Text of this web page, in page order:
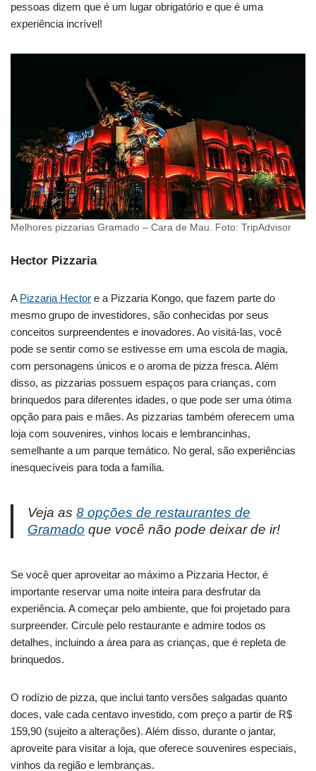
pessoas dizem que é um lugar obrigatório e que é uma
experiência incrível!
Melhores pizzarias Gramado – Cara de Mau. Foto: TripAdvisor
Hector Pizzaria
A Pizzaria Hector e a Pizzaria Kongo, que fazem parte do
mesmo grupo de investidores, são conhecidas por seus
conceitos surpreendentes e inovadores. Ao visitá-las, você
pode se sentir como se estivesse em uma escola de magia,
com personagens únicos e o aroma de pizza fresca. Além
disso, as pizzarias possuem espaços para crianças, com
brinquedos para diferentes idades, o que pode ser uma ótima
opção para pais e mães. As pizzarias também oferecem uma
loja com souvenires, vinhos locais e lembrancinhas,
semelhante a um parque temático. No geral, são experiências
inesquecíveis para toda a família.
Veja as 8 opções de restaurantes de
Gramado que você não pode deixar de ir!
Se você quer aproveitar ao máximo a Pizzaria Hector, é
importante reservar uma noite inteira para desfrutar da
experiência. A começar pelo ambiente, que foi projetado para
surpreender. Circule pelo restaurante e admire todos os
detalhes, incluindo a área para as crianças, que é repleta de
brinquedos.
O rodízio de pizza, que inclui tanto versões salgadas quanto
doces, vale cada centavo investido, com preço a partir de R$
159,90 (sujeito a alterações). Além disso, durante o jantar,
aproveite para visitar a loja, que oferece souvenires especiais,
vinhos da região e lembranças.